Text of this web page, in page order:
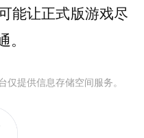
能让正式版游戏尽
提供信息存储空间服务。